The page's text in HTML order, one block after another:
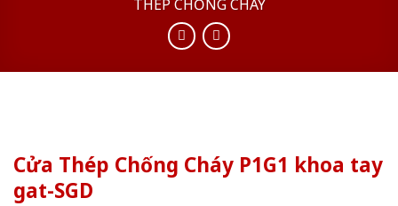
THÉP CHỐNG CHÁY
Cửa Thép Chống Cháy P1G1 khoa tay
gat-SGD